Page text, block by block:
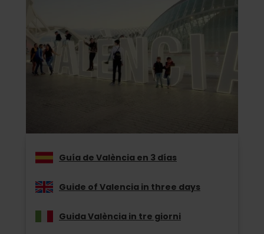
Guía de València en 3 días
Guide of Valencia in three days
Guida València in tre giorni